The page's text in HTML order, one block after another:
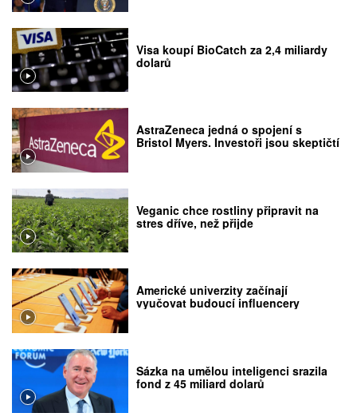
Visa koupí BioCatch za 2,4 miliardy
dolarů
AstraZeneca jedná o spojení s
Bristol Myers. Investoři jsou skeptičtí
Veganic chce rostliny připravit na
stres dříve, než přijde
Americké univerzity začínají
vyučovat budoucí influencery
Sázka na umělou inteligenci srazila
fond z 45 miliard dolarů